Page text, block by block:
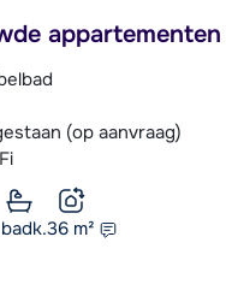
(op aanvraag)
badk.36 m²